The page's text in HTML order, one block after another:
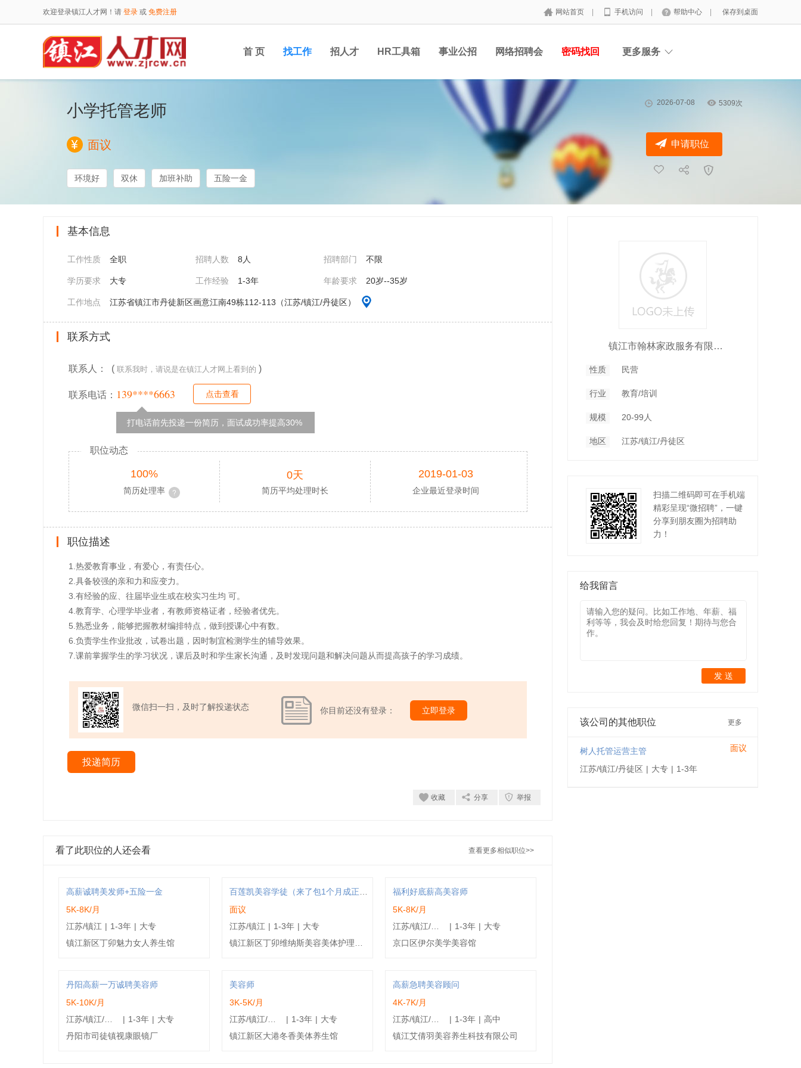
欢迎登录镇江人才网！请 登录 或 免费注册 网站首页 手机访问 帮助中心 保存到桌面
首 页 找工作 招人才 HR工具箱 事业公招 网络招聘会 密码找回 更多服务
2026-07-08 5309次
小学托管老师
面议
环境好 双休 加班补助 五险一金
申请职位
基本信息
工作性质 全职 招聘人数 8人 招聘部门 不限
学历要求 大专 工作经验 1-3年 年龄要求 20岁--35岁
工作地点 江苏省镇江市丹徒新区画意江南49栋112-113（江苏/镇江/丹徒区）
联系方式
联系人： ( 联系我时，请说是在镇江人才网上看到的 )
联系电话： 139****6663 点击查看
打电话前先投递一份简历，面试成功率提高30%
职位动态
100%
简历处理率
0天
简历平均处理时长
2019-01-03
企业最近登录时间
职位描述
1.热爱教育事业，有爱心，有责任心。
2.具备较强的亲和力和应变力。
3.有经验的应、往届毕业生或在校实习生均 可。
4.教育学、心理学毕业者，有教师资格证者，经验者优先。
5.熟悉业务，能够把握教材编排特点，做到授课心中有数。
6.负责学生作业批改，试卷出题，因时制宜检测学生的辅导效果。
7.课前掌握学生的学习状况，课后及时和学生家长沟通，及时发现问题和解决问题从而提高孩子的学习成绩。
微信扫一扫，及时了解投递状态 你目前还没有登录： 立即登录
投递简历
收藏 分享 举报
看了此职位的人还会看 查看更多相似职位>>
高薪诚聘美发师+五险一金
5K-8K/月
江苏/镇江 | 1-3年 | 大专
镇江新区丁卯魅力女人养生馆
面议
江苏/镇江 | 1-3年 | 大专
福利好底薪高美容师
5K-8K/月
| 1-3年 | 大专
京口区伊尔美学美容馆
丹阳高薪一万诚聘美容师
5K-10K/月
| 1-3年 | 大专
丹阳市司徒镇视康眼镜厂
美容师
3K-5K/月
| 1-3年 | 大专
镇江新区大港冬香美体养生馆
高薪急聘美容顾问
4K-7K/月
| 1-3年 | 高中
镇江艾倩羽美容养生科技有限公司
镇江市翰林家政服务有限公司
性质 民营
行业 教育/培训
规模 20-99人
地区 江苏/镇江/丹徒区
扫描二维码即可在手机端
精彩呈现“微招聘”，一键
分享到朋友圈为招聘助
力！
给我留言
发 送
该公司的其他职位 更多
树人托管运营主管 面议
江苏/镇江/丹徒区 | 大专 | 1-3年